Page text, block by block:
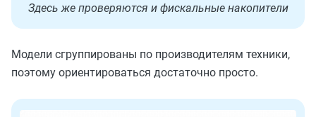
Здесь же проверяются и фискальные накопители
Модели сгруппированы по производителям техники,
поэтому ориентироваться достаточно просто.